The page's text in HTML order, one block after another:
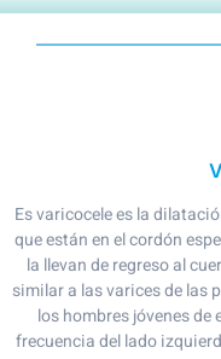
Es varicocele es la
que están en el cordón
la llevan de regreso al
similar a las varices de las
los hombres jóvenes de
frecuencia del lado